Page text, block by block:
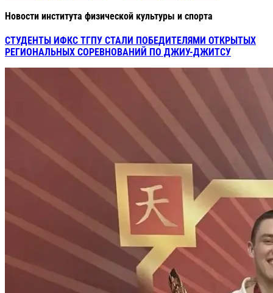
Новости института физической культуры и спорта
СТУДЕНТЫ ИФКС ТГПУ СТАЛИ ПОБЕДИТЕЛЯМИ ОТКРЫТЫХ
РЕГИОНАЛЬНЫХ СОРЕВНОВАНИЙ ПО ДЖИУ-ДЖИТСУ